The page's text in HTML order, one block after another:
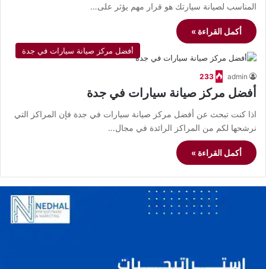
المناسب لصيانة سيارتك هو قرار مهم يؤثر على…
أكمل القراءة »
أفضل مركز صيانة سيارات في جدة
admin
233
أفضل مركز صيانة سيارات في جدة
اذا كنت تبحث عن أفضل مركز صيانة سيارات في جدة فإن المراكز التي
نرشحها لكم من المراكز الرائدة في مجال…
أكمل القراءة »